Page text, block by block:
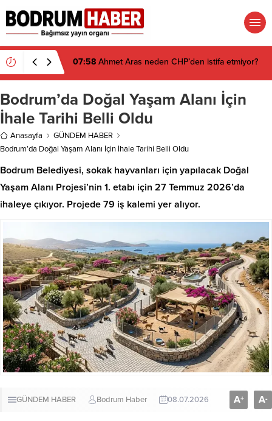
07:58 Ahmet Aras neden CHP’den istifa etmiyor?
Bodrum’da Doğal Yaşam Alanı İçin
İhale Tarihi Belli Oldu
Anasayfa
GÜNDEM HABER
Bodrum’da Doğal Yaşam Alanı İçin İhale Tarihi Belli Oldu
Bodrum Belediyesi, sokak hayvanları için yapılacak Doğal
Yaşam Alanı Projesi’nin 1. etabı için 27 Temmuz 2026’da
ihaleye çıkıyor. Projede 79 iş kalemi yer alıyor.
GÜNDEM HABER Bodrum Haber 08.07.2026 A+ A-